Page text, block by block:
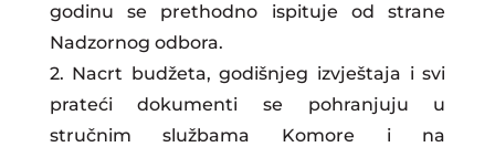
godinu se prethodno ispituje od strane
Nadzornog odbora.
2. Nacrt budžeta, godišnjeg izvještaja i svi
prateći dokumenti se pohranjuju u
stručnim službama Komore i na